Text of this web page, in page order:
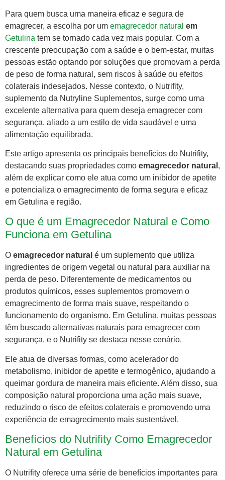
Para quem busca uma maneira eficaz e segura de
emagrecer, a escolha por um emagrecedor natural em
Getulina tem se tornado cada vez mais popular. Com a
crescente preocupação com a saúde e o bem-estar, muitas
pessoas estão optando por soluções que promovam a perda
de peso de forma natural, sem riscos à saúde ou efeitos
colaterais indesejados. Nesse contexto, o Nutrifity,
suplemento da Nutryline Suplementos, surge como uma
excelente alternativa para quem deseja emagrecer com
segurança, aliado a um estilo de vida saudável e uma
alimentação equilibrada.
Este artigo apresenta os principais benefícios do Nutrifity,
destacando suas propriedades como emagrecedor natural ,
além de explicar como ele atua como um inibidor de apetite
e potencializa o emagrecimento de forma segura e eficaz
em Getulina e região.
O que é um Emagrecedor Natural e Como
Funciona em Getulina
O emagrecedor natural é um suplemento que utiliza
ingredientes de origem vegetal ou natural para auxiliar na
perda de peso. Diferentemente de medicamentos ou
produtos químicos, esses suplementos promovem o
emagrecimento de forma mais suave, respeitando o
funcionamento do organismo. Em Getulina, muitas pessoas
têm buscado alternativas naturais para emagrecer com
segurança, e o Nutrifity se destaca nesse cenário.
Ele atua de diversas formas, como acelerador do
metabolismo, inibidor de apetite e termogênico, ajudando a
queimar gordura de maneira mais eficiente. Além disso, sua
composição natural proporciona uma ação mais suave,
reduzindo o risco de efeitos colaterais e promovendo uma
experiência de emagrecimento mais sustentável.
Benefícios do Nutrifity Como Emagrecedor
Natural em Getulina
O Nutrifity oferece uma série de benefícios importantes para